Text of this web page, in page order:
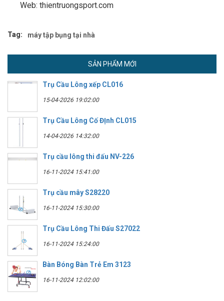
Web: thientruongsport.com
Tag: máy tập bụng tại nhà
SẢN PHẨM MỚI
Trụ Cầu Lông xếp CL016
15-04-2026 19:02:00
Trụ Cầu Lông Cố ĐỊnh CL015
14-04-2026 14:32:00
Trụ cầu lông thi đấu NV-226
16-11-2024 15:41:00
Trụ cầu mây S28220
16-11-2024 15:30:00
Trụ Cầu Lông Thi Đấu S27022
16-11-2024 15:24:00
Bàn Bóng Bàn Trẻ Em 3123
16-11-2024 12:02:00